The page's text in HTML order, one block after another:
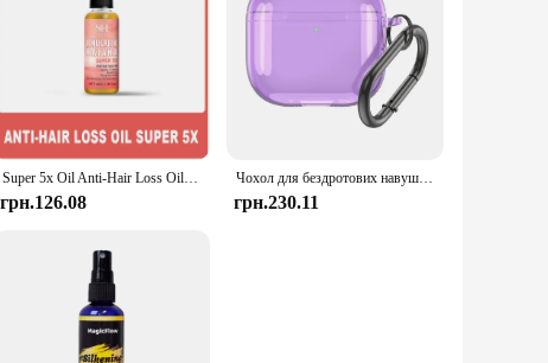
Super 5x Oil Anti-Hair Loss Oil Fenugreek Seed Hair Growth Oil Rosemary Hair Regrowth Oil Chebe Batana Butter Hair Mask Amla Oil
грн.126.08
Чохол для бездротових навушників ТПУ, протиударний захисний чохол із карабіном, прозорий чохол проти падіння для Apple Airpods 4 2024
грн.230.11